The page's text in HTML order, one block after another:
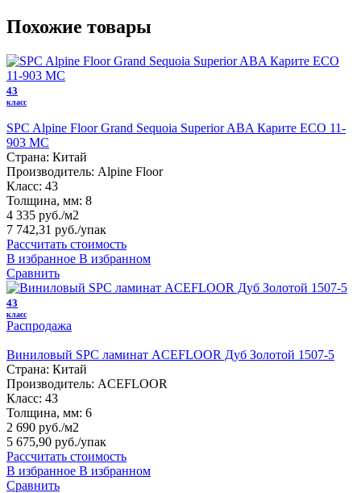
Похожие товары
43
класс
SPC Alpine Floor Grand Sequoia Superior ABA Карите ECO 11-
903 MC
Страна: Китай
Производитель: Alpine Floor
Класс: 43
Толщина, мм: 8
4 335 руб./м2
7 742,31 руб./упак
Рассчитать стоимость
В избранное В избранном
Сравнить
43
класс
Распродажа
Виниловый SPC ламинат ACEFLOOR Дуб Золотой 1507-5
Страна: Китай
Производитель: ACEFLOOR
Класс: 43
Толщина, мм: 6
2 690 руб./м2
5 675,90 руб./упак
Рассчитать стоимость
В избранное В избранном
Сравнить